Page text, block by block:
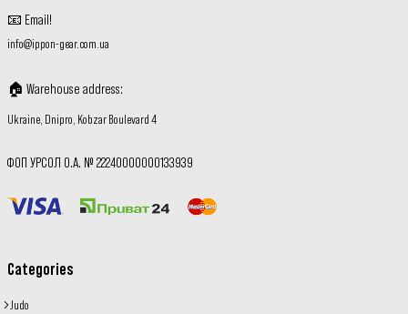
📧 Email!
info@ippon-gear.com.ua
🏠 Warehouse address:
Ukraine, Dnipro, Kobzar Boulevard 4
ФОП УРСОЛ О.А. № 22240000000133939
Categories
Judo